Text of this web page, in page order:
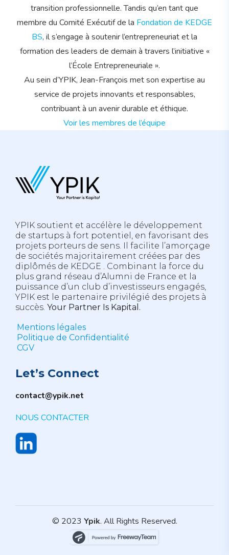
transition professionnelle. Tandis qu’en tant que
membre du Comité Exécutif de la Fondation de KEDGE
BS, il s’engage à soutenir l’entrepreneuriat et la
formation des leaders de demain à travers l’initiative «
l’École Entrepreneuriale ».
Au sein d’YPIK, Jean-François met son expertise au
service de projets innovants et responsables,
contribuant à un avenir durable et éthique.
Voir les membres de l’équipe
YPIK soutient et accélère le développement
de startups à fort potentiel, en favorisant des
projets porteurs de sens. Il facilite l’amorçage
de sociétés majoritairement créées par des
diplômés de KEDGE
. Combinant la force du
plus grand réseau d’Alumni de France et la
puissance d’un club d’investisseurs engagés,
YPIK est le partenaire privilégié des projets à
succès. Your Partner Is Kapital.
Mentions légales
Politique de Confidentialité
CGV
Let’s Connect
contact@ypik.net
NOUS CONTACTER
© 2023 Ypik. All Rights Reserved.